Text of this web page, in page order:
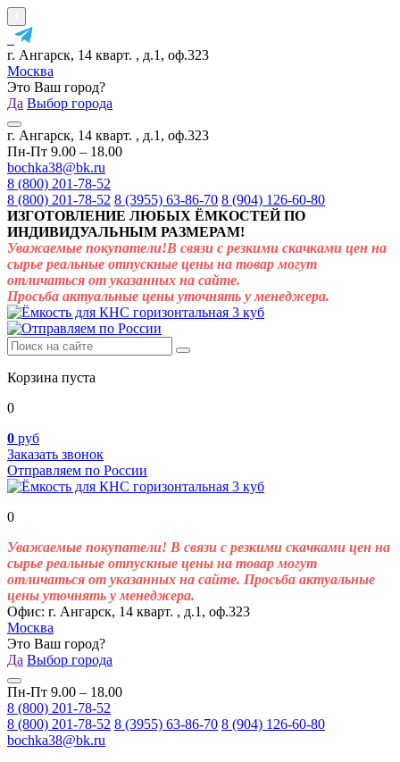
г. Ангарск, 14 кварт. , д.1, оф.323
Москва
Это Ваш город?
Да Выбор города
г. Ангарск, 14 кварт. , д.1, оф.323
Пн-Пт 9.00 – 18.00
bochka38@bk.ru
8 (800) 201-78-52
8 (800) 201-78-52 8 (3955) 63-86-70 8 (904) 126-60-80
ИЗГОТОВЛЕНИЕ ЛЮБЫХ ЁМКОСТЕЙ ПО
ИНДИВИДУАЛЬНЫМ РАЗМЕРАМ!
Уважаемые покупатели!В связи с резкими скачками цен на
сырье реальные отпускные цены на товар могут
отличаться от указанных на сайте.
Просьба актуальные цены уточнять у менеджера.
Корзина пуста
0
0 руб
Заказать звонок
Отправляем по России
0
Уважаемые покупатели! В связи с резкими скачками цен на
сырье реальные отпускные цены на товар могут
отличаться от указанных на сайте. Просьба актуальные
цены уточнять у менеджера.
Офис: г. Ангарск, 14 кварт. , д.1, оф.323
Москва
Это Ваш город?
Да Выбор города
Пн-Пт 9.00 – 18.00
8 (800) 201-78-52
8 (800) 201-78-52 8 (3955) 63-86-70 8 (904) 126-60-80
bochka38@bk.ru